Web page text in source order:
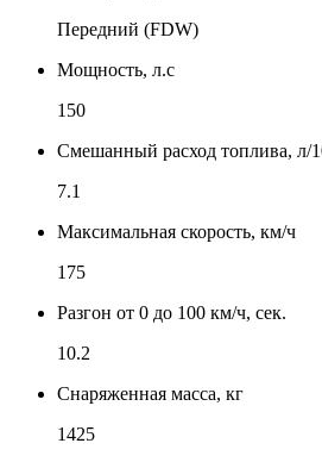
Передний (FDW)
Мощность, л.с
150
Смешанный расход топлива, л/
7.1
Максимальная скорость, км/ч
175
Разгон от 0 до 100 км/ч, сек.
10.2
Снаряженная масса, кг
1425